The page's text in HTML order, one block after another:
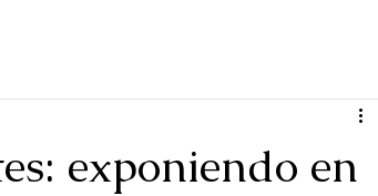
exponiendo en